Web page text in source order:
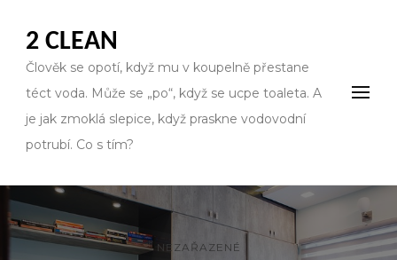
2 CLEAN
Člověk se opotí, když mu v koupelně přestane
téct voda. Může se „po“, když se ucpe toaleta. A
je jak zmoklá slepice, když praskne vodovodní
potrubí. Co s tím?
NEZAŘAZENÉ